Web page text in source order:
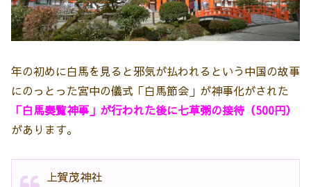
年の初めに白馬を見ると邪気が払われるという中国の故事
にのっとった宮中の儀式「白馬節会」が神事化がされた
「白馬奏覧神事」 が行われた後に七草粥の接待（500円）
があります。
上賀茂神社